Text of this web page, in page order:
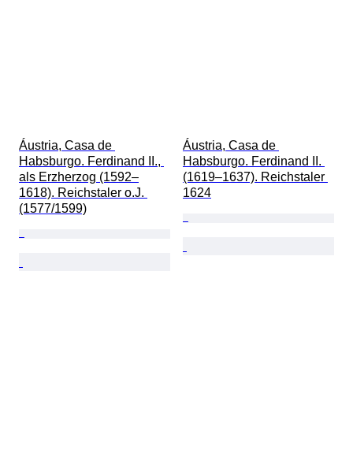
Áustria, Casa de
Habsburgo. Ferdinand II.,
als Erzherzog (1592–
1618). Reichstaler o.J.
(1577/1599)
Áustria, Casa de
Habsburgo. Ferdinand II.
(1619–1637). Reichstaler
1624